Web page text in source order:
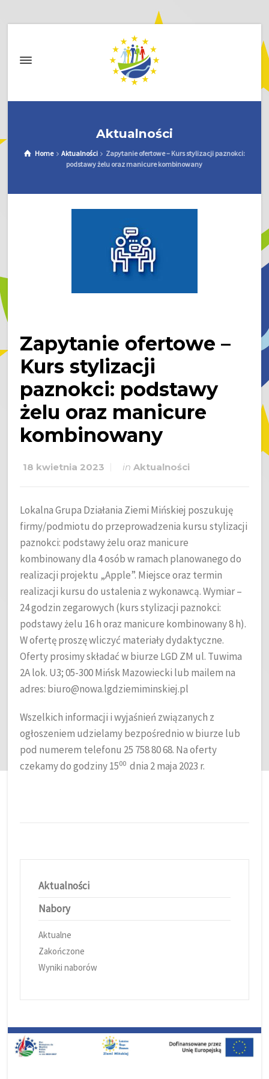
Aktualności
Home Aktualności
Zapytanie ofertowe – Kurs stylizacji paznokci:
podstawy żelu oraz manicure kombinowany
Zapytanie ofertowe –
Kurs stylizacji
paznokci: podstawy
żelu oraz manicure
kombinowany
18 kwietnia 2023 inAktualności
Lokalna Grupa Działania Ziemi Mińskiej poszukuję
firmy/podmiotu do przeprowadzenia kursu stylizacji
paznokci: podstawy żelu oraz manicure
kombinowany dla 4 osób w ramach planowanego do
realizacji projektu „Apple”. Miejsce oraz termin
realizacji kursu do ustalenia z wykonawcą. Wymiar –
24 godzin zegarowych (kurs stylizacji paznokci:
podstawy żelu 16 h oraz manicure kombinowany 8 h).
W ofertę proszę wliczyć materiały dydaktyczne.
Oferty prosimy składać w biurze LGD ZM ul. Tuwima
2A lok. U3; 05-300 Mińsk Mazowiecki lub mailem na
adres: biuro@nowa.lgdziemiminskiej.pl
Wszelkich informacji i wyjaśnień związanych z
ogłoszeniem udzielamy bezpośrednio w biurze lub
pod numerem telefonu 25 758 80 68. Na oferty
czekamy do godziny 1500 dnia 2 maja 2023 r.
Aktualności
Nabory
Aktualne
Zakończone
Wyniki naborów